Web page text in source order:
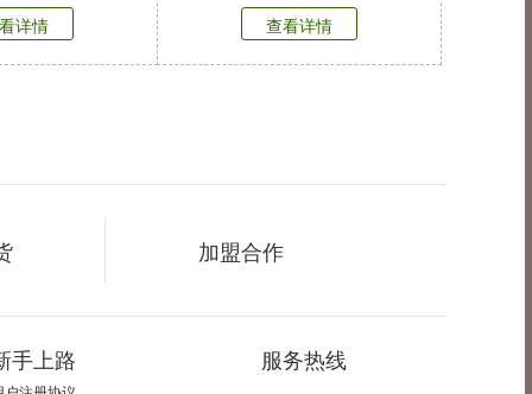
详情
查看详情
加盟合作
手上路
服务热线